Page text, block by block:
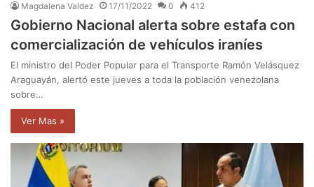
Magdalena Valdez 17/11/2022 0 412
Gobierno Nacional alerta sobre estafa con
comercialización de vehículos iraníes
El ministro del Poder Popular para el Transporte Ramón Velásquez
Araguayán, alertó este jueves a toda la población venezolana
sobre…
Ver Mas »